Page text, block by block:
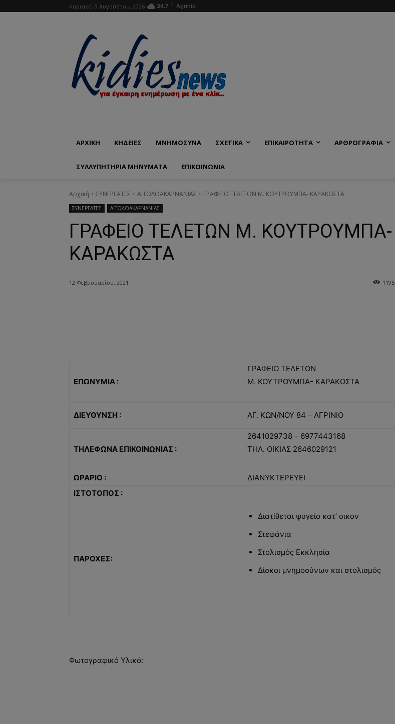
Κυριακή, 9 Αυγούστου, 2026 34.7 C Agrinio
ΑΡΧΙΚΗ ΚΗΔΕΙΕΣ ΜΝΗΜΟΣΥΝΑ ΣΧΕΤΙΚΑ ΕΠΙΚΑΙΡΟΤΗΤΑ ΑΡΘΡΟΓΡΑΦΙΑ
ΣΥΛΛΥΠΗΤΗΡΙΑ ΜΗΝΥΜΑΤΑ ΕΠΙΚΟΙΝΩΝΊΑ
Αρχική ΣΥΝΕΡΓΑΤΕΣ ΑΙΤΩΛΟΑΚΑΡΝΑΝΙΑΣ ΓΡΑΦΕΙΟ ΤΕΛΕΤΩΝ Μ. ΚΟΥΤΡΟΥΜΠΑ- ΚΑΡΑΚΩΣΤΑ
ΣΥΝΕΡΓΑΤΕΣ ΑΙΤΩΛΟΑΚΑΡΝΑΝΙΑΣ
ΓΡΑΦΕΙΟ ΤΕΛΕΤΩΝ Μ. ΚΟΥΤΡΟΥΜΠΑ-
ΚΑΡΑΚΩΣΤΑ
12 Φεβρουαρίου, 2021 1195
ΕΠΩΝΥΜΙΑ :
ΓΡΑΦΕΙΟ ΤΕΛΕΤΩΝ
Μ. ΚΟΥΤΡΟΥΜΠΑ- ΚΑΡΑΚΩΣΤΑ
ΔΙΕΥΘΥΝΣΗ : ΑΓ. ΚΩΝ/ΝΟΥ 84 – ΑΓΡΙΝΙΟ
ΤΗΛΕΦΩΝΑ ΕΠΙΚΟΙΝΩΝΙΑΣ :
2641029738 – 6977443168
ΤΗΛ. ΟΙΚΙΑΣ 2646029121
ΩΡΑΡΙΟ :
ΔΙΑΝΥΚΤΕΡΕΥΕΙ
ΙΣΤΟΤΟΠΟΣ :
ΠΑΡΟΧΕΣ:
Διατίθεται ψυγείο κατ’ οικον
Στεφάνια
Στολισμός Εκκλησία
Δίσκοι μνημοσύνων και στολισμός
Φωτογραφικό Υλικό: